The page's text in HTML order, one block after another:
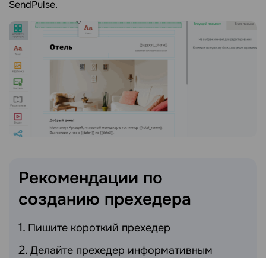
SendPulse.
Рекомендации по
созданию прехедера
Пишите короткий прехедер
Делайте прехедер информативным